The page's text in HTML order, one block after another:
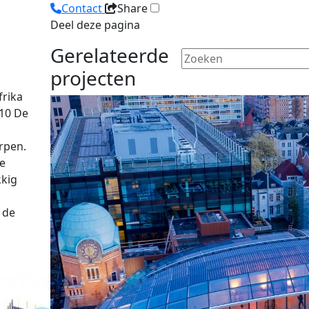
De
Contact
Share
Deel deze pagina
Gerelateerde
projecten